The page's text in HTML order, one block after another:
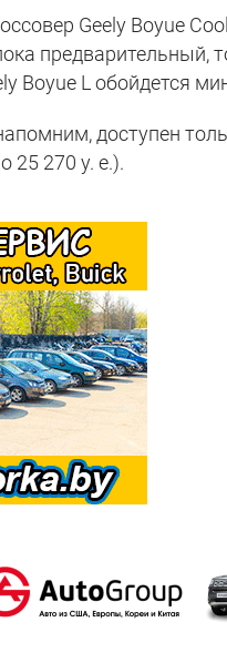
Geely Boyue
предварительный,
Boyue L обойдется
доступен
25 270 у. е.).